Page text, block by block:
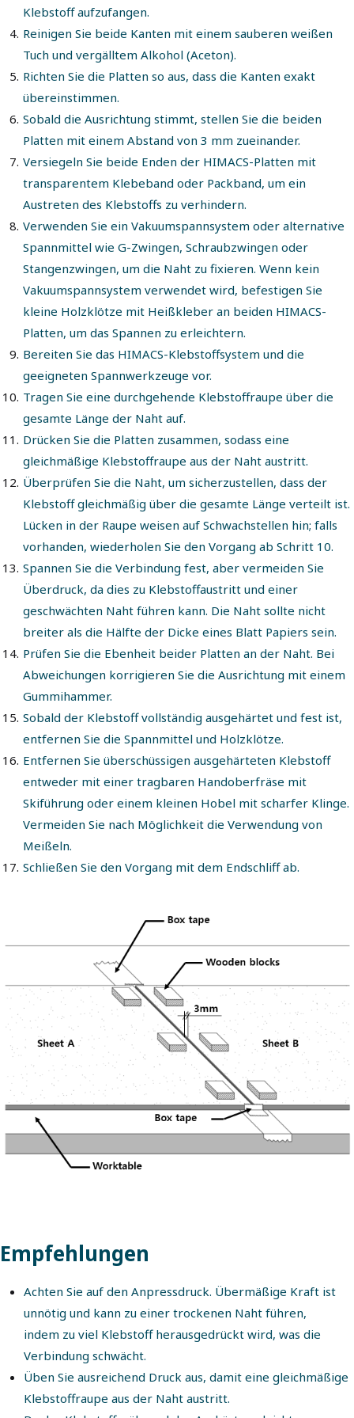
Klebstoff aufzufangen.
Reinigen Sie beide Kanten mit einem sauberen weißen
Tuch und vergälltem Alkohol (Aceton).
Richten Sie die Platten so aus, dass die Kanten exakt
übereinstimmen.
Sobald die Ausrichtung stimmt, stellen Sie die beiden
Platten mit einem Abstand von 3 mm zueinander.
Versiegeln Sie beide Enden der HIMACS-Platten mit
transparentem Klebeband oder Packband, um ein
Austreten des Klebstoffs zu verhindern.
Verwenden Sie ein Vakuumspannsystem oder alternative
Spannmittel wie G-Zwingen, Schraubzwingen oder
Stangenzwingen, um die Naht zu fixieren. Wenn kein
Vakuumspannsystem verwendet wird, befestigen Sie
kleine Holzklötze mit Heißkleber an beiden HIMACS-
Platten, um das Spannen zu erleichtern.
Bereiten Sie das HIMACS-Klebstoffsystem und die
geeigneten Spannwerkzeuge vor.
Tragen Sie eine durchgehende Klebstoffraupe über die
gesamte Länge der Naht auf.
Drücken Sie die Platten zusammen, sodass eine
gleichmäßige Klebstoffraupe aus der Naht austritt.
Überprüfen Sie die Naht, um sicherzustellen, dass der
Klebstoff gleichmäßig über die gesamte Länge verteilt ist.
Lücken in der Raupe weisen auf Schwachstellen hin; falls
vorhanden, wiederholen Sie den Vorgang ab Schritt 10.
Spannen Sie die Verbindung fest, aber vermeiden Sie
Überdruck, da dies zu Klebstoffaustritt und einer
geschwächten Naht führen kann. Die Naht sollte nicht
breiter als die Hälfte der Dicke eines Blatt Papiers sein.
Prüfen Sie die Ebenheit beider Platten an der Naht. Bei
Abweichungen korrigieren Sie die Ausrichtung mit einem
Gummihammer.
Sobald der Klebstoff vollständig ausgehärtet und fest ist,
entfernen Sie die Spannmittel und Holzklötze.
Entfernen Sie überschüssigen ausgehärteten Klebstoff
entweder mit einer tragbaren Handoberfräse mit
Skiführung oder einem kleinen Hobel mit scharfer Klinge.
Vermeiden Sie nach Möglichkeit die Verwendung von
Meißeln.
Schließen Sie den Vorgang mit dem Endschliff ab.
Empfehlungen
Achten Sie auf den Anpressdruck. Übermäßige Kraft ist
unnötig und kann zu einer trockenen Naht führen,
indem zu viel Klebstoff herausgedrückt wird, was die
Verbindung schwächt.
Üben Sie ausreichend Druck aus, damit eine gleichmäßige
Klebstoffraupe aus der Naht austritt.